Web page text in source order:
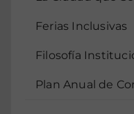
Ferias Inclusivas
Filosofía
Plan Anual de